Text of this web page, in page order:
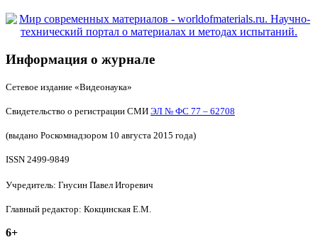
Информация о журнале
Сетевое издание «Видеонаука»
Свидетельство о регистрации СМИ ЭЛ № ФС 77 – 62708
(выдано Роскомнадзором 10 августа 2015 года)
ISSN 2499-9849
Учредитель: Гнусин Павел Игоревич
Главный редактор: Кокцинская Е.М.
6+